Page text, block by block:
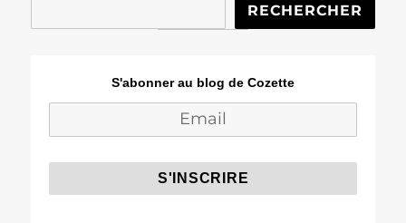
RECHERCHER
S'abonner au blog de Cozette